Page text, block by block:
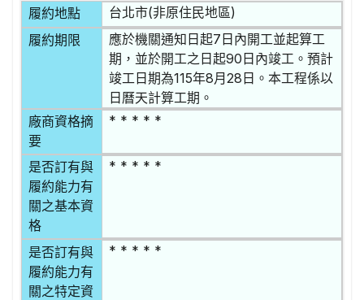
履約地點
台北市(非原住民地區)
履約期限
應於機關通知日起7日內開工並起算工
期，並於開工之日起90日內竣工。預計
竣工日期為115年8月28日。本工程係以
日曆天計算工期。
廠商資格摘
要
* * * * *
是否訂有與
履約能力有
關之基本資
格
* * * * *
是否訂有與
履約能力有
關之特定資
* * * * *